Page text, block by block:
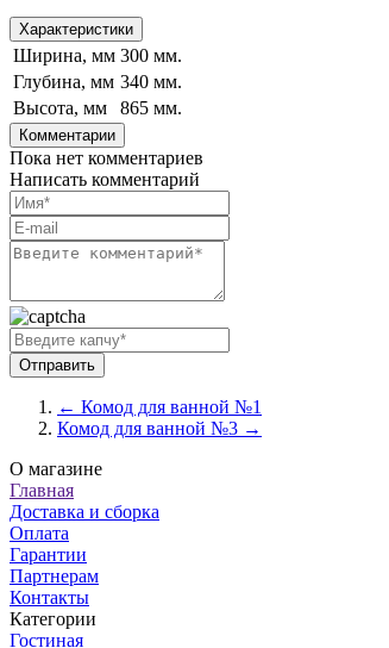
Характеристики
Ширина, мм 300 мм.
Глубина, мм 340 мм.
Высота, мм
865 мм.
Комментарии
Пока нет комментариев
Написать комментарий
← Комод для ванной №1
Комод для ванной №3 →
О магазине
Главная
Доставка и сборка
Оплата
Гарантии
Партнерам
Контакты
Категории
Гостиная